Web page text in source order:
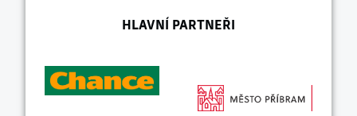
HLAVNÍ PARTNEŘI